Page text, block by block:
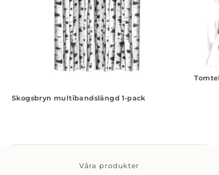
Skogsbryn multibandslängd 1-pack
Våra produkter